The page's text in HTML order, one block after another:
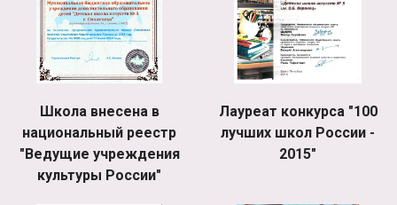
Школа внесена в
национальный реестр
"Ведущие учреждения
культуры России"
Лауреат конкурса "100
лучших школ России -
2015"